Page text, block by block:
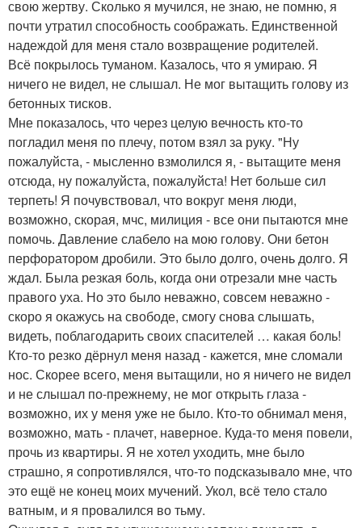
свою жертву. Сколько я мучился, не знаю, не помню, я
почти утратил способность соображать. Единственной
надеждой для меня стало возвращение родителей.
Всё покрылось туманом. Казалось, что я умираю. Я
ничего не видел, не слышал. Не мог вытащить голову из
бетонных тисков.
Мне показалось, что через целую вечность кто-то
погладил меня по плечу, потом взял за руку. "Ну
пожалуйста, - мысленно взмолился я, - вытащите меня
отсюда, ну пожалуйста, пожалуйста! Нет больше сил
терпеть! Я почувствовал, что вокруг меня люди,
возможно, скорая, мчс, милиция - все они пытаются мне
помочь. Давление слабело на мою голову. Они бетон
перфоратором дробили. Это было долго, очень долго. Я
ждал. Была резкая боль, когда они отрезали мне часть
правого уха. Но это было неважно, совсем неважно -
скоро я окажусь на свободе, смогу снова слышать,
видеть, поблагодарить своих спасителей … какая боль!
Кто-то резко дёрнул меня назад - кажется, мне сломали
нос. Скорее всего, меня вытащили, но я ничего не видел
и не слышал по-прежнему, не мог открыть глаза -
возможно, их у меня уже не было. Кто-то обнимал меня,
возможно, мать - плачет, наверное. Куда-то меня повели,
прочь из квартиры. Я не хотел уходить, мне было
страшно, я сопротивлялся, что-то подсказывало мне, что
это ещё не конец моих мучений. Укол, всё тело стало
ватным, и я провалился во тьму.